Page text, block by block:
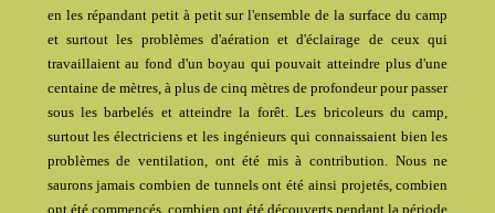
en les répandant petit à petit sur l'ensemble de la surface du camp
et surtout les problèmes d'aération et d'éclairage de ceux qui
travaillaient au fond d'un boyau qui pouvait atteindre plus d'une
centaine de mètres, à plus de cinq mètres de profondeur pour passer
sous les barbelés et atteindre la forêt. Les bricoleurs du camp,
surtout les électriciens et les ingénieurs qui connaissaient bien les
problèmes de ventilation, ont été mis à contribution. Nous ne
saurons jamais combien de tunnels ont été ainsi projetés, combien
ont été commencés, combien ont été découverts pendant la période